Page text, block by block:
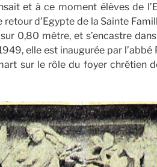
et à ce moment élèves de
d’Egypte de la Sainte
0,80 mètre, et s’encastre dans
elle est inaugurée par l’abbé
sur le rôle du foyer chrétien